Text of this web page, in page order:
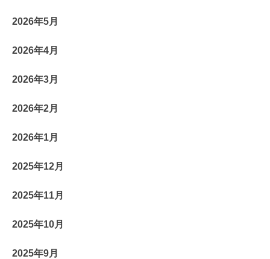
2026年5月
2026年4月
2026年3月
2026年2月
2026年1月
2025年12月
2025年11月
2025年10月
2025年9月